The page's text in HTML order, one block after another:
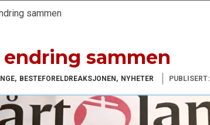
sammen
endring sammen
BESTEFORELDREAKSJONEN NYHETER PUBLISERT: